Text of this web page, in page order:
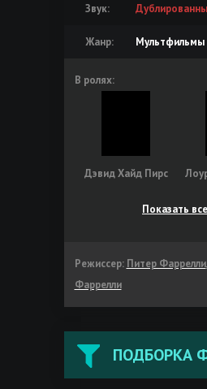
Звук:
Жанр: Мультфильмы
В ролях:
Дэвид Хайд Пирс
Показать
Режиссер: Питер Фаррелли,
Фаррелли
ПОДБОРКА